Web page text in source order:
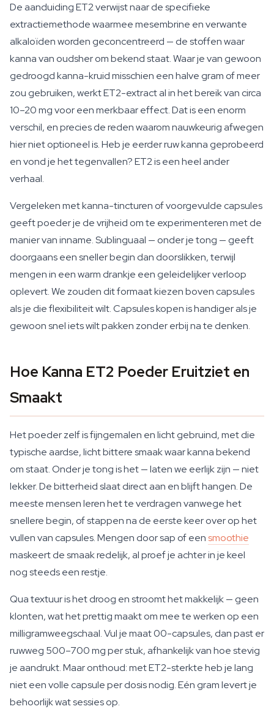
De aanduiding ET2 verwijst naar de specifieke
extractiemethode waarmee mesembrine en verwante
alkaloïden worden geconcentreerd — de stoffen waar
kanna van oudsher om bekend staat. Waar je van gewoon
gedroogd kanna-kruid misschien een halve gram of meer
zou gebruiken, werkt ET2-extract al in het bereik van circa
10–20 mg voor een merkbaar effect. Dat is een enorm
verschil, en precies de reden waarom nauwkeurig afwegen
hier niet optioneel is. Heb je eerder ruw kanna geprobeerd
en vond je het tegenvallen? ET2 is een heel ander
verhaal.
Vergeleken met kanna-tincturen of voorgevulde capsules
geeft poeder je de vrijheid om te experimenteren met de
manier van inname. Sublinguaal — onder je tong — geeft
doorgaans een sneller begin dan doorslikken, terwijl
mengen in een warm drankje een geleidelijker verloop
oplevert. We zouden dit formaat kiezen boven capsules
als je die flexibiliteit wilt. Capsules kopen is handiger als je
gewoon snel iets wilt pakken zonder erbij na te denken.
Hoe Kanna ET2 Poeder Eruitziet en
Smaakt
Het poeder zelf is fijngemalen en licht gebruind, met die
typische aardse, licht bittere smaak waar kanna bekend
om staat. Onder je tong is het — laten we eerlijk zijn — niet
lekker. De bitterheid slaat direct aan en blijft hangen. De
meeste mensen leren het te verdragen vanwege het
snellere begin, of stappen na de eerste keer over op het
vullen van capsules. Mengen door sap of eensmoothie
maskeert de smaak redelijk, al proef je achter in je keel
nog steeds een restje.
Qua textuur is het droog en stroomt het makkelijk — geen
klonten, wat het prettig maakt om mee te werken op een
milligramweegschaal. Vul je maat 00-capsules, dan past er
ruwweg 500–700 mg per stuk, afhankelijk van hoe stevig
je aandrukt. Maar onthoud: met ET2-sterkte heb je lang
niet een volle capsule per dosis nodig. Eén gram levert je
behoorlijk wat sessies op.